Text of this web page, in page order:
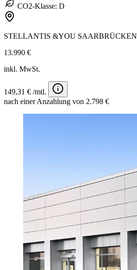
CO2-Klasse: D
STELLANTIS &YOU SAARBRÜCKEN
13.990 €
inkl. MwSt.
149,31 € /mtl.
nach einer Anzahlung von 2.798 €